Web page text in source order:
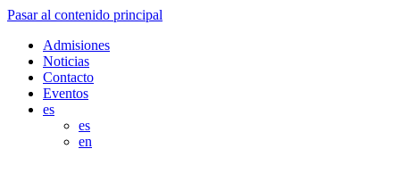
Pasar al contenido principal
Admisiones
Noticias
Contacto
Eventos
es
es
en